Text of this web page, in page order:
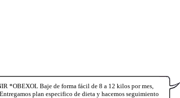
*OBEXOL Baje de forma fácil de 8 a 12 kilos por mes,
plan especifico de dieta y hacemos seguimiento